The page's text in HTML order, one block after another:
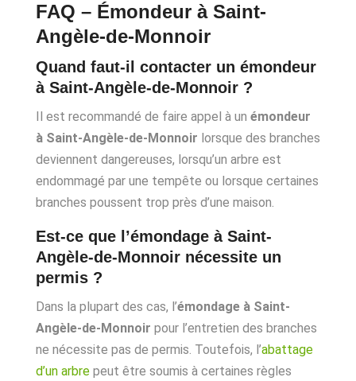
FAQ – Émondeur à Saint-
Angèle-de-Monnoir
Quand faut-il contacter un émondeur
à Saint-Angèle-de-Monnoir ?
Il est recommandé de faire appel à un émondeur
à Saint-Angèle-de-Monnoir lorsque des branches
deviennent dangereuses, lorsqu’un arbre est
endommagé par une tempête ou lorsque certaines
branches poussent trop près d’une maison.
Est-ce que l’émondage à Saint-
Angèle-de-Monnoir nécessite un
permis ?
Dans la plupart des cas, l’émondage à Saint-
Angèle-de-Monnoir pour l’entretien des branches
ne nécessite pas de permis. Toutefois, l’abattage
d’un arbrepeut être soumis à certaines règles